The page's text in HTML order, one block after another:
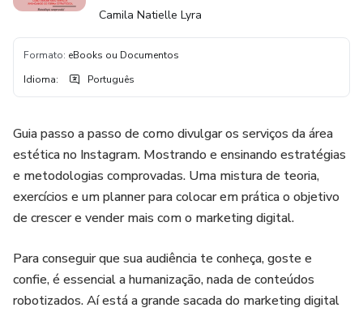
Camila Natielle Lyra
Formato: eBooks ou Documentos
Idioma: Português
Guia passo a passo de como divulgar os serviços da área
estética no Instagram. Mostrando e ensinando estratégias
e metodologias comprovadas. Uma mistura de teoria,
exercícios e um planner para colocar em prática o objetivo
de crescer e vender mais com o marketing digital.
Para conseguir que sua audiência te conheça, goste e
confie, é essencial a humanização, nada de conteúdos
robotizados. Aí está a grande sacada do marketing digital